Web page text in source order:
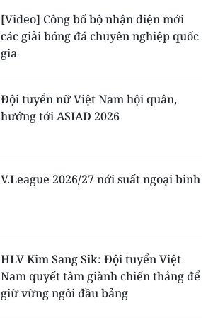
[Video] Công bố bộ nhận diện mới
các giải bóng đá chuyên nghiệp quốc
gia
Đội tuyển nữ Việt Nam hội quân,
hướng tới ASIAD 2026
V.League 2026/27 nới suất ngoại binh
HLV Kim Sang Sik: Đội tuyển Việt
Nam quyết tâm giành chiến thắng để
giữ vững ngôi đầu bảng